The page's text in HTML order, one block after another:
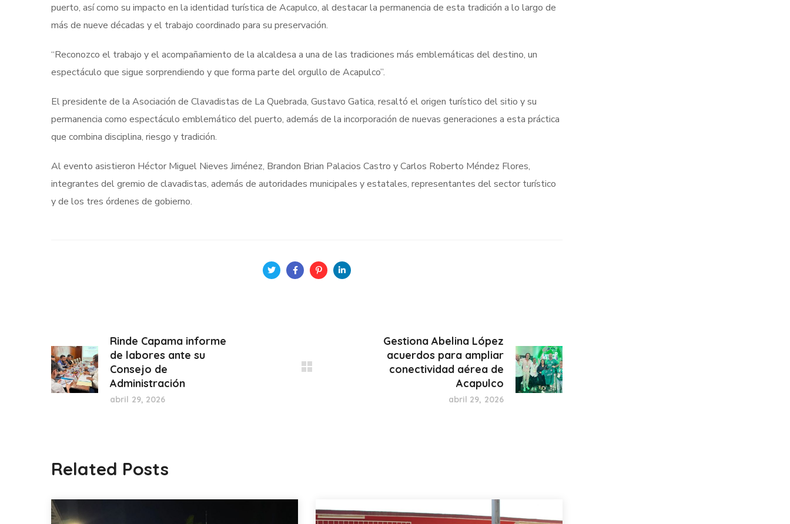
puerto, así como su impacto en la identidad turística de Acapulco, al destacar la permanencia de esta tradición a lo largo de
más de nueve décadas y el trabajo coordinado para su preservación.
“Reconozco el trabajo y el acompañamiento de la alcaldesa a una de las tradiciones más emblemáticas del destino, un
espectáculo que sigue sorprendiendo y que forma parte del orgullo de Acapulco”.
El presidente de la Asociación de Clavadistas de La Quebrada, Gustavo Gatica, resaltó el origen turístico del sitio y su
permanencia como espectáculo emblemático del puerto, además de la incorporación de nuevas generaciones a esta práctica
que combina disciplina, riesgo y tradición.
Al evento asistieron Héctor Miguel Nieves Jiménez, Brandon Brian Palacios Castro y Carlos Roberto Méndez Flores,
integrantes del gremio de clavadistas, además de autoridades municipales y estatales, representantes del sector turístico
y de los tres órdenes de gobierno.
Rinde Capama informe
de labores ante su
Consejo de
Administración
abril 29, 2026
Gestiona Abelina López
acuerdos para ampliar
conectividad aérea de
Acapulco
abril 29, 2026
Related Posts